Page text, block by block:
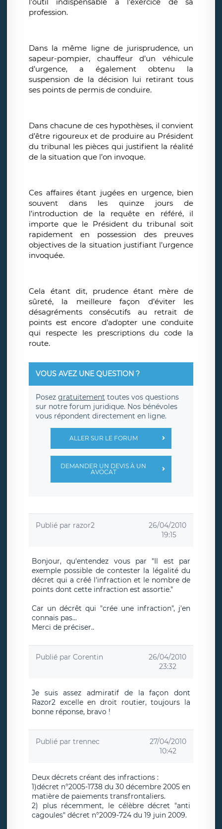
profession.
Dans la même ligne de jurisprudence, un
sapeur-pompier, chauffeur d’un véhicule
d’urgence, a également obtenu la
suspension de la décision lui retirant tous
ses points de permis de conduire.
Dans chacune de ces hypothèses, il convient
d’être rigoureux et de produire au Président
du tribunal les pièces qui justifient la réalité
de la situation que l’on invoque.
Ces affaires étant jugées en urgence, bien
souvent dans les quinze jours de
l’introduction de la requête en référé, il
importe que le Président du tribunal soit
rapidement en possession des preuves
objectives de la situation justifiant l’urgence
invoquée.
Cela étant dit, prudence étant mère de
sûreté, la meilleure façon d’éviter les
désagréments consécutifs au retrait de
points est encore d’adopter une conduite
qui respecte les prescriptions du code la
route.
VOUS AVEZ UNE QUESTION ?
Posez gratuitement toutes vos questions
sur notre forum juridique. Nos bénévoles
vous répondent directement en ligne.
ALLER SUR LE FORUM
DEMANDER UN DEVIS À UN
AVOCAT
Publié par razor2
26/04/2010
19:15
Bonjour, qu'entendez vous par "Il est par
exemple possible de contester la légalité du
décret qui a créé l'infraction et le nombre de
points dont cette infraction est assortie."
Car un décrêt qui "crée une infraction", j'en
connais pas...
Merci de préciser..
Publié par Corentin
26/04/2010
23:32
Je suis assez admiratif de la façon dont
Razor2 excelle en droit routier, toujours la
bonne réponse, bravo !
Publié par trennec
27/04/2010
10:42
Deux décrets créant des infractions :
1)décret n°2005-1738 du 30 décembre 2005 en
matière de paiements transfrontaliers.
2) plus récemment, le célèbre décret "anti
cagoules" décret n°2009-724 du 19 juin 2009.